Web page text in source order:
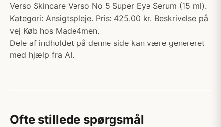
Verso Skincare Verso No 5 Super Eye Serum (15 ml).
Kategori: Ansigtspleje. Pris: 425.00 kr. Beskrivelse på
vej Køb hos Made4men.
Dele af indholdet på denne side kan være genereret
med hjælp fra AI.
Ofte stillede spørgsmål